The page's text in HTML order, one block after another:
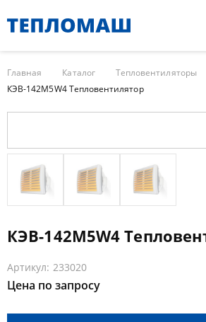
Главная Каталог
Тепловентиляторы
КЭВ-142M5W4 Тепловентилятор
КЭВ-142M5W4
Артикул: 233020
Цена по запросу